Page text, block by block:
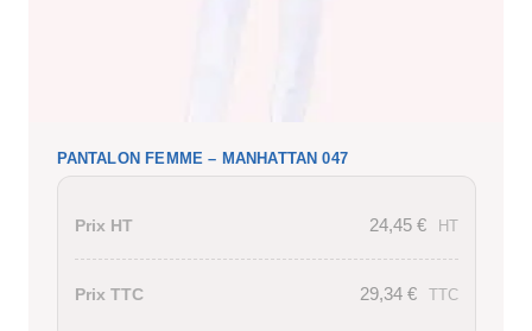
PANTALON FEMME – MANHATTAN 047
Prix HT 24,45 € HT
Prix TTC 29,34 € TTC